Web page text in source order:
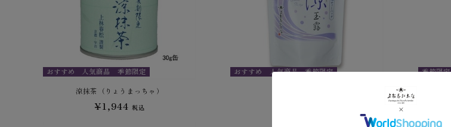
おすすめ 人気商品 季節限定
涼抹茶（りょうまっちゃ）
¥1,944 税込
おすすめ 人気商品 季節限定 季節限定